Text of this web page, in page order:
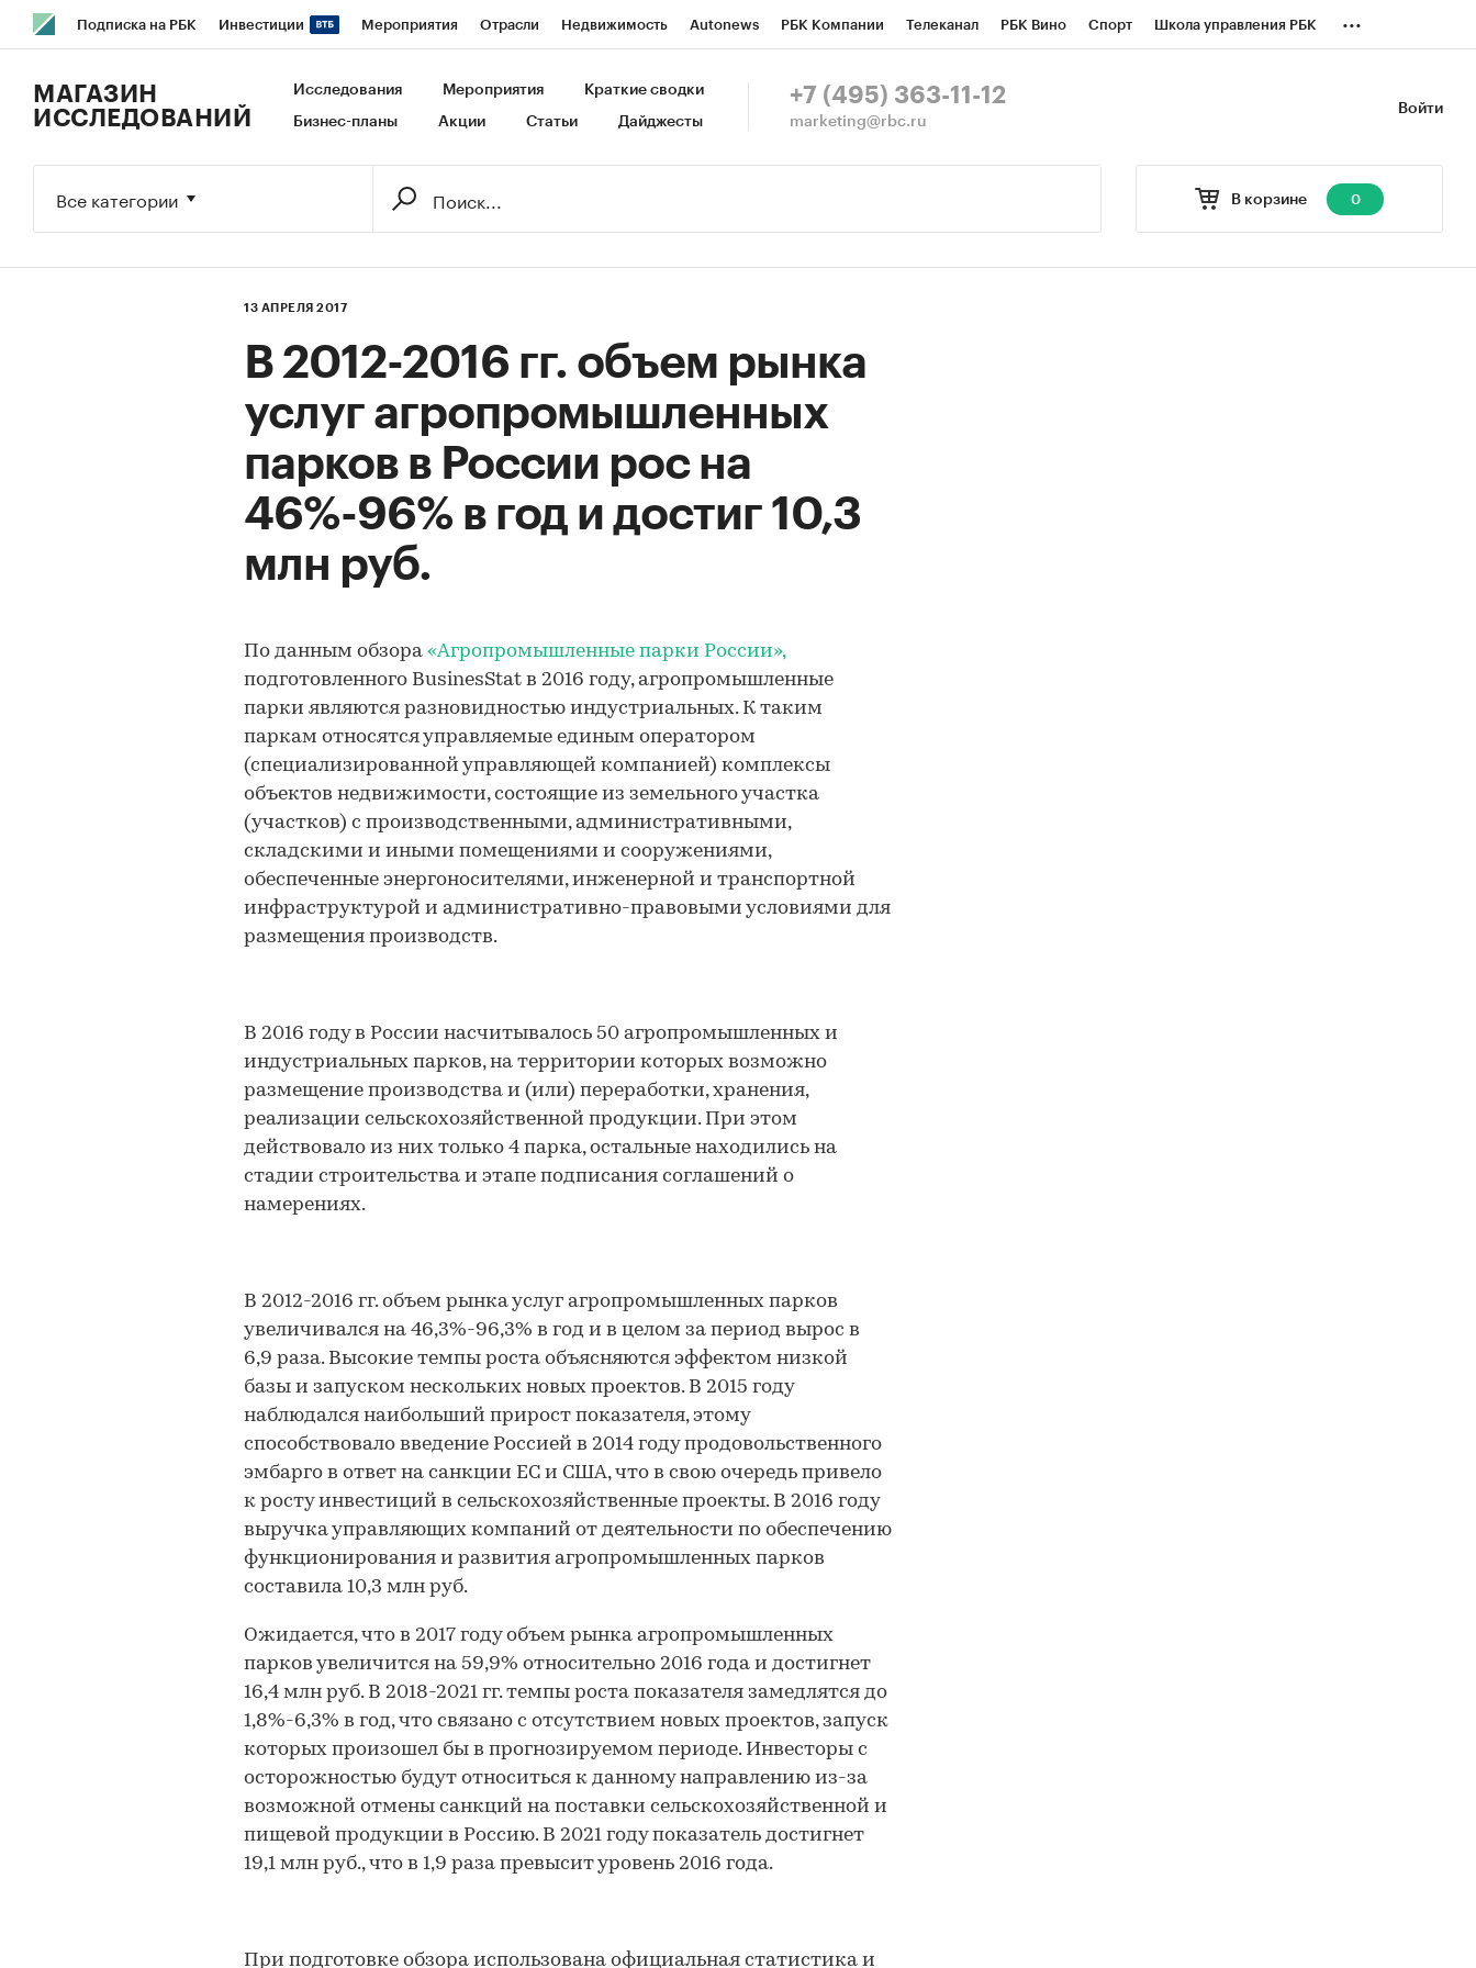
Подписка на РБК Инвестиции Мероприятия Отрасли Недвижимость Autonews РБК Компании Телеканал РБК Вино Спорт Школа управления РБК
Исследования Кредитные рейтинги Франшизы Газета Спецпроекты СПб Конференции СПб Спецпроекты
...
Войти
МАГАЗИН
ИССЛЕДОВАНИЙ
Исследования Мероприятия Краткие сводки
Бизнес-планы Акции Статьи Дайджесты
+7 (495) 363-11-12
marketing@rbc.ru
В корзине 0
Все категории
13 АПРЕЛЯ 2017
В 2012-2016 гг. объем рынка
услуг агропромышленных
парков в России рос на
46%-96% в год и достиг 10,3
млн руб.
По данным обзора «Агропромышленные парки России»,
подготовленного BusinesStat в 2016 году, агропромышленные
парки являются разновидностью индустриальных. К таким
паркам относятся управляемые единым оператором
(специализированной управляющей компанией) комплексы
объектов недвижимости, состоящие из земельного участка
(участков) с производственными, административными,
складскими и иными помещениями и сооружениями,
обеспеченные энергоносителями, инженерной и транспортной
инфраструктурой и административно-правовыми условиями для
размещения производств.
В 2016 году в России насчитывалось 50 агропромышленных и
индустриальных парков, на территории которых возможно
размещение производства и (или) переработки, хранения,
реализации сельскохозяйственной продукции. При этом
действовало из них только 4 парка, остальные находились на
стадии строительства и этапе подписания соглашений о
намерениях.
В 2012-2016 гг. объем рынка услуг агропромышленных парков
увеличивался на 46,3%-96,3% в год и в целом за период вырос в
6,9 раза. Высокие темпы роста объясняются эффектом низкой
базы и запуском нескольких новых проектов. В 2015 году
наблюдался наибольший прирост показателя, этому
способствовало введение Россией в 2014 году продовольственного
эмбарго в ответ на санкции ЕС и США, что в свою очередь привело
к росту инвестиций в сельскохозяйственные проекты. В 2016 году
выручка управляющих компаний от деятельности по обеспечению
функционирования и развития агропромышленных парков
составила 10,3 млн руб.
Ожидается, что в 2017 году объем рынка агропромышленных
парков увеличится на 59,9% относительно 2016 года и достигнет
16,4 млн руб. В 2018-2021 гг. темпы роста показателя замедлятся до
1,8%-6,3% в год, что связано с отсутствием новых проектов, запуск
которых произошел бы в прогнозируемом периоде. Инвесторы с
осторожностью будут относиться к данному направлению из-за
возможной отмены санкций на поставки сельскохозяйственной и
пищевой продукции в Россию. В 2021 году показатель достигнет
19,1 млн руб., что в 1,9 раза превысит уровень 2016 года.
При подготовке обзора использована официальная статистика и